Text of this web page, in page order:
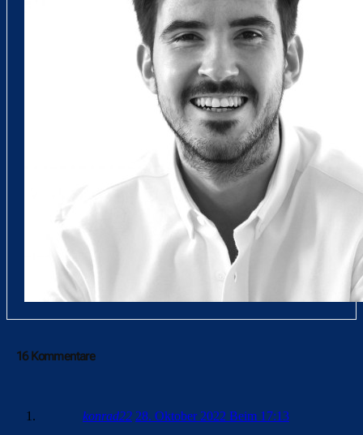
16 Kommentare
konrad22 28. Oktober 2022 Beim 17:13